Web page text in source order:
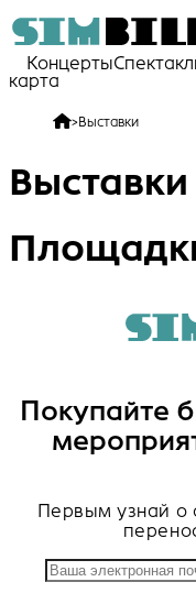
Концерты
карта
>Выставки
Выставки
Покупайте
Первым узнай о